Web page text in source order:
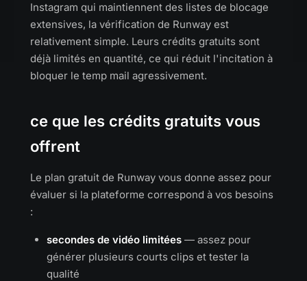
Instagram qui maintiennent des listes de blocage
extensives, la vérification de Runway est
relativement simple. Leurs crédits gratuits sont
déjà limités en quantité, ce qui réduit l'incitation à
bloquer le temp mail agressivement.
ce que les crédits gratuits vous
offrent
Le plan gratuit de Runway vous donne assez pour
évaluer si la plateforme correspond à vos besoins
:
secondes de vidéo limitées — assez pour
générer plusieurs courts clips et tester la
qualité